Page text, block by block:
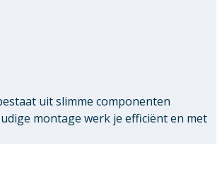
uit slimme componenten
montage werk je efficiënt en met